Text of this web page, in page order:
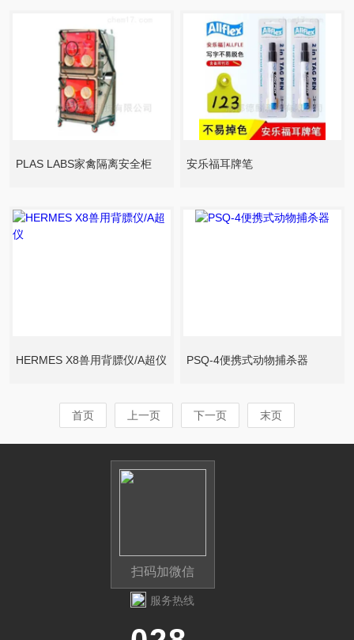
PLAS LABS家禽隔离安全柜 安乐福耳牌笔
HERMES X8兽用背膘仪/A超仪 PSQ-4便携式动物捕杀器
首页 上一页 下一页 末页
扫码加微信
服务热线